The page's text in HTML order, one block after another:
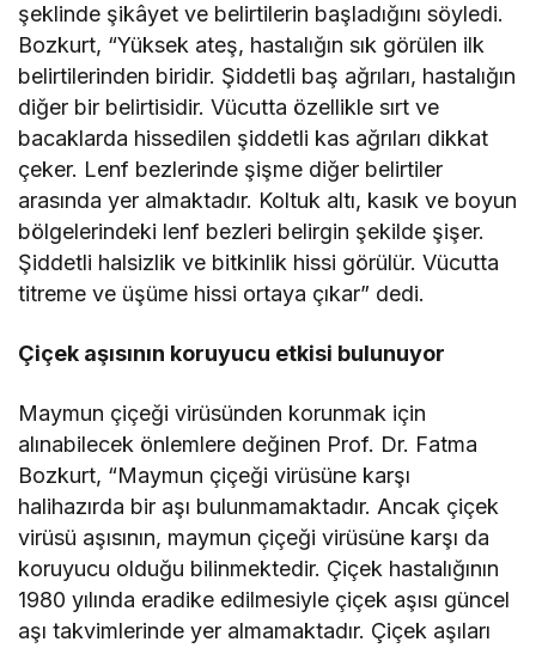
şeklinde şikâyet ve belirtilerin başladığını söyledi.
Bozkurt, “Yüksek ateş, hastalığın sık görülen ilk
belirtilerinden biridir. Şiddetli baş ağrıları, hastalığın
diğer bir belirtisidir. Vücutta özellikle sırt ve
bacaklarda hissedilen şiddetli kas ağrıları dikkat
çeker. Lenf bezlerinde şişme diğer belirtiler
arasında yer almaktadır. Koltuk altı, kasık ve boyun
bölgelerindeki lenf bezleri belirgin şekilde şişer.
Şiddetli halsizlik ve bitkinlik hissi görülür. Vücutta
titreme ve üşüme hissi ortaya çıkar” dedi.
Çiçek aşısının koruyucu etkisi bulunuyor
Maymun çiçeği virüsünden korunmak için
alınabilecek önlemlere değinen Prof. Dr. Fatma
Bozkurt, “Maymun çiçeği virüsüne karşı
halihazırda bir aşı bulunmamaktadır. Ancak çiçek
virüsü aşısının, maymun çiçeği virüsüne karşı da
koruyucu olduğu bilinmektedir. Çiçek hastalığının
1980 yılında eradike edilmesiyle çiçek aşısı güncel
aşı takvimlerinde yer almamaktadır. Çiçek aşıları